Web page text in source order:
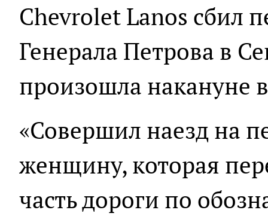
Chevrolet Lanos сбил
Генерала Петрова в
произошла накануне
«Совершил наезд на
женщину, которая
часть дороги по